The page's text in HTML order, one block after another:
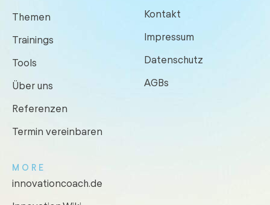
Themen
Trainings
Tools
Über uns
Referenzen
Termin vereinbaren
Kontakt
Impressum
Datenschutz
AGBs
MORE
innovationcoach.de